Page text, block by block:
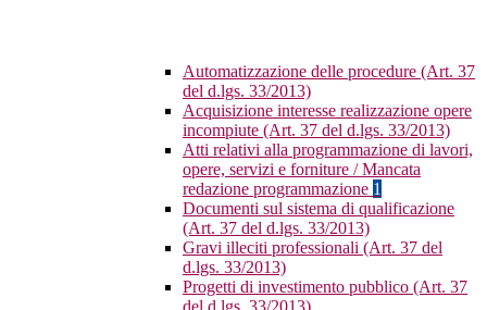
Automatizzazione delle procedure (Art. 37
del d.lgs. 33/2013)
Acquisizione interesse realizzazione opere
incompiute (Art. 37 del d.lgs. 33/2013)
Atti relativi alla programmazione di lavori,
opere, servizi e forniture / Mancata
redazione programmazione 1
Documenti sul sistema di qualificazione
(Art. 37 del d.lgs. 33/2013)
Gravi illeciti professionali (Art. 37 del
d.lgs. 33/2013)
Progetti di investimento pubblico (Art. 37